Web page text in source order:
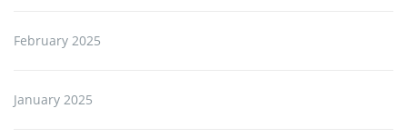
February 2025
January 2025